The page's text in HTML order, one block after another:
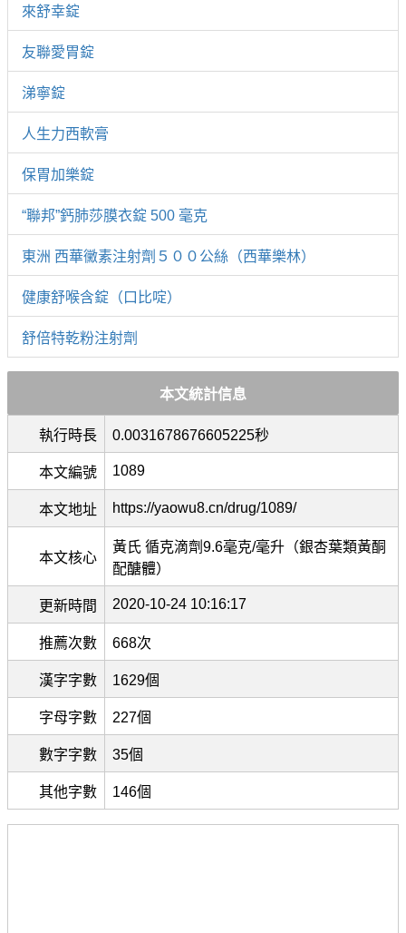
來舒幸錠
友聯愛胃錠
涕寧錠
人生力西軟膏
保胃加樂錠
“聯邦”鈣肺莎膜衣錠 500 毫克
東洲 西華黴素注射劑５００公絲（西華樂林）
健康舒喉含錠（口比啶）
舒倍特乾粉注射劑
本文統計信息
執行時長 0.0031678676605225秒
本文編號 1089
本文地址 https://yaowu8.cn/drug/1089/
本文核心
黃氏 循克滴劑9.6毫克/毫升（銀杏葉類黃酮
配醣體）
更新時間 2020-10-24 10:16:17
推薦次數 668次
漢字字數 1629個
字母字數 227個
數字字數 35個
其他字數 146個